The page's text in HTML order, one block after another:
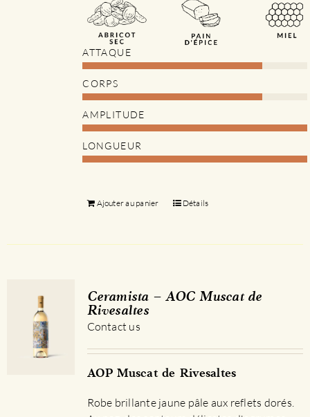
ATTAQUE
CORPS
AMPLITUDE
LONGUEUR
Ajouter au panier Détails
Ceramista – AOC Muscat de
Rivesaltes
Contact us
AOP Muscat de Rivesaltes
Robe brillante jaune pâle aux reflets dorés.